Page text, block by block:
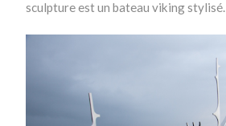
sculpture est un bateau viking stylisé.